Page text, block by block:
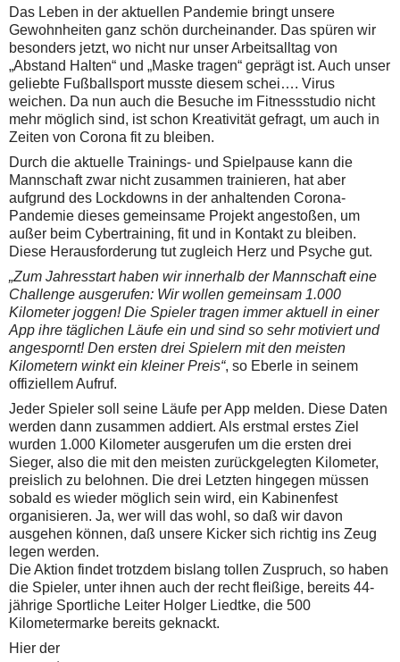
Das Leben in der aktuellen Pandemie bringt unsere
Gewohnheiten ganz schön durcheinander. Das spüren wir
besonders jetzt, wo nicht nur unser Arbeitsalltag von
„Abstand Halten“ und „Maske tragen“ geprägt ist. Auch unser
geliebte Fußballsport musste diesem schei…. Virus
weichen. Da nun auch die Besuche im Fitnessstudio nicht
mehr möglich sind, ist schon Kreativität gefragt, um auch in
Zeiten von Corona fit zu bleiben.
Durch die aktuelle Trainings- und Spielpause kann die
Mannschaft zwar nicht zusammen trainieren, hat aber
aufgrund des Lockdowns in der anhaltenden Corona-
Pandemie dieses gemeinsame Projekt angestoßen, um
außer beim Cybertraining, fit und in Kontakt zu bleiben.
Diese Herausforderung tut zugleich Herz und Psyche gut.
„Zum Jahresstart haben wir innerhalb der Mannschaft eine
Challenge ausgerufen: Wir wollen gemeinsam 1.000
Kilometer joggen! Die Spieler tragen immer aktuell in einer
App ihre täglichen Läufe ein und sind so sehr motiviert und
angespornt! Den ersten drei Spielern mit den meisten
Kilometern winkt ein kleiner Preis“, so Eberle in seinem
offiziellem Aufruf.
Jeder Spieler soll seine Läufe per App melden. Diese Daten
werden dann zusammen addiert. Als erstmal erstes Ziel
wurden 1.000 Kilometer ausgerufen um die ersten drei
Sieger, also die mit den meisten zurückgelegten Kilometer,
preislich zu belohnen. Die drei Letzten hingegen müssen
sobald es wieder möglich sein wird, ein Kabinenfest
organisieren. Ja, wer will das wohl, so daß wir davon
ausgehen können, daß unsere Kicker sich richtig ins Zeug
legen werden.
Die Aktion findet trotzdem bislang tollen Zuspruch, so haben
die Spieler, unter ihnen auch der recht fleißige, bereits 44-
jährige Sportliche Leiter Holger Liedtke, die 500
Kilometermarke bereits geknackt.
Hier der